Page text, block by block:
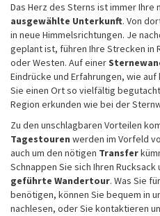
Das Herz des Sterns ist immer Ihre
ausgewählte Unterkunft. Von
in neue Himmelsrichtungen. Je
geplant ist, führen Ihre Strecken in
oder Westen. Auf einer
Eindrücke und Erfahrungen, wie
Sie einen Ort so vielfältig
Region erkunden wie bei der
Zu den unschlagbaren Vorteilen
Tagestouren werden im Vorfeld
auch um den nötigen Transfer
Schnappen Sie sich Ihren
geführte Wandertour. Was Sie
benötigen, können Sie bequem in
nachlesen, oder Sie kontaktieren